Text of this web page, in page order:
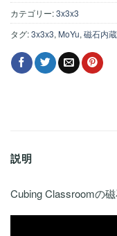
カテゴリー:3x3x3
タグ:3x3x3, MoYu, 磁石内蔵
説明
Cubing Classroomの